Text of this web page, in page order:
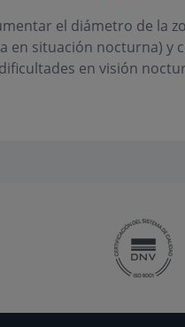
el diámetro de la
en situación nocturna) y
en visión